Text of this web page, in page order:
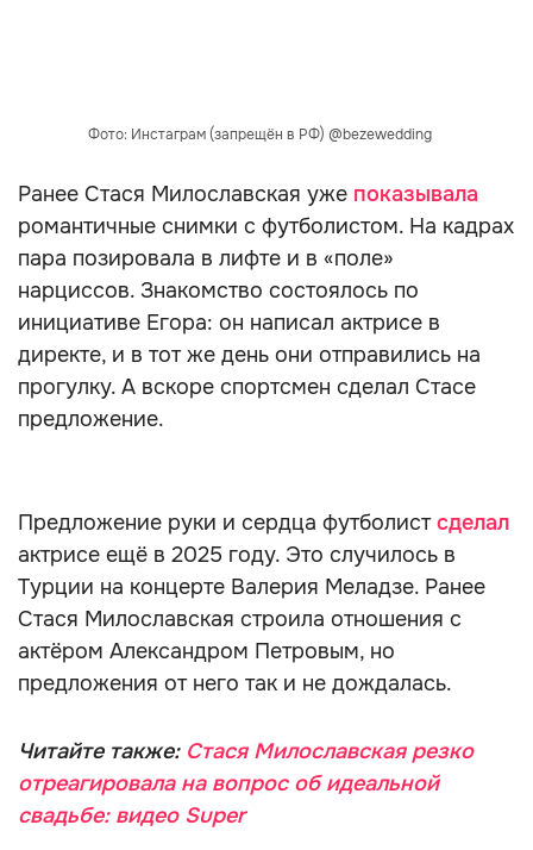
Фото: Инстаграм (запрещён в РФ) @bezewedding
Ранее Стася Милославская уже показывала
романтичные снимки с футболистом. На кадрах
пара позировала в лифте и в «поле»
нарциссов. Знакомство состоялось по
инициативе Егора: он написал актрисе в
директе, и в тот же день они отправились на
прогулку. А вскоре спортсмен сделал Стасе
предложение.
Предложение руки и сердца футболистсделал
актрисе ещё в 2025 году. Это случилось в
Турции на концерте Валерия Меладзе. Ранее
Стася Милославская строила отношения с
актёром Александром Петровым, но
предложения от него так и не дождалась.
Читайте также: Стася Милославская резко
отреагировала на вопрос об идеальной
свадьбе: видео Super